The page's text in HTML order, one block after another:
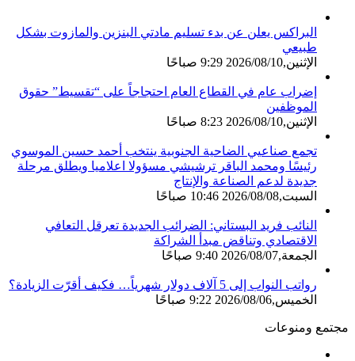
البراكس يعلن عن بدء تسليم مادتي البنزين والمازوت بشكل
طبيعي
الإثنين,2026/08/10 9:29 صباحًا
إضراب عام في القطاع العام احتجاجاً على “تقسيط” حقوق
الموظفين
الإثنين,2026/08/10 8:23 صباحًا
تجمع صناعيي الضاحية الجنوبية ينتخب أحمد حسين الموسوي
رئيسًا ومحمد الباقر ترشيشي مسؤولا اعلاميا ويطلق مرحلة
جديدة لدعم الصناعة والإنتاج
السبت,2026/08/08 10:46 صباحًا
النائب فريد البستاني: الضرائب الجديدة تعرقل التعافي
الاقتصادي وتناقض مبدأ الشراكة
الجمعة,2026/08/07 9:40 صباحًا
رواتب النواب إلى 5 آلاف دولار شهرياً… فكيف أقرّت الزيادة؟
الخميس,2026/08/06 9:22 صباحًا
مجتمع ومنوعات